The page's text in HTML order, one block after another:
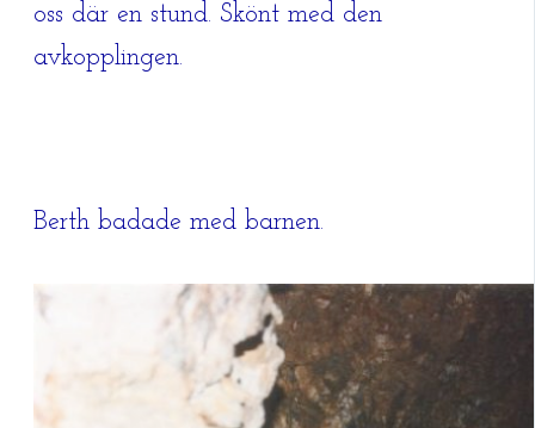
oss där en stund. Skönt med den
avkopplingen.
Berth badade med barnen.